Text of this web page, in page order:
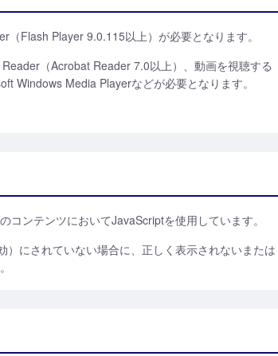
Flash Player 9.0.115以上）が必要となります。
（Acrobat Reader 7.0以上）、動画を視聴する
Windows Media Playerなどが必要となります。
ンテンツにおいてJavaScriptを使用しています。
にされていない場合に、正しく表示されないまたは